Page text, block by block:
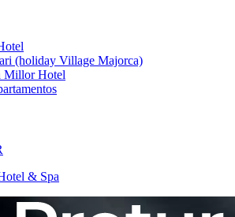
(holiday Village Majorca)
Millor Hotel
& Spa